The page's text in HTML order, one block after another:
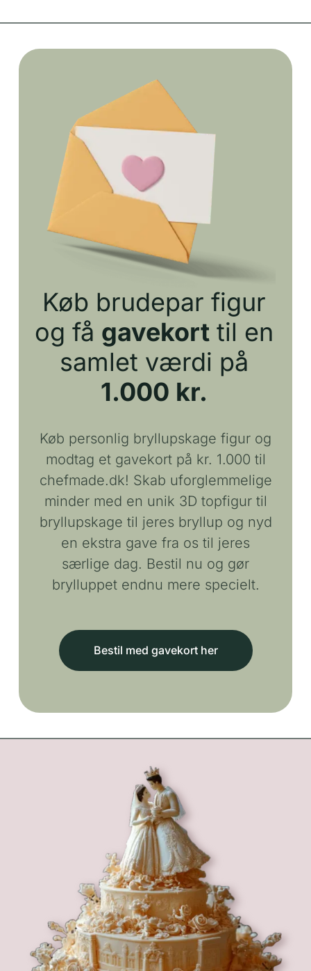
Køb brudepar figur
og få gavekort til en
samlet værdi på
1.000 kr.
Køb personlig bryllupskage figur og
modtag et gavekort på kr. 1.000 til
chefmade.dk! Skab uforglemmelige
minder med en unik 3D topfigur til
bryllupskage til jeres bryllup og nyd
en ekstra gave fra os til jeres
særlige dag. Bestil nu og gør
brylluppet endnu mere specielt.
Bestil med gavekort her